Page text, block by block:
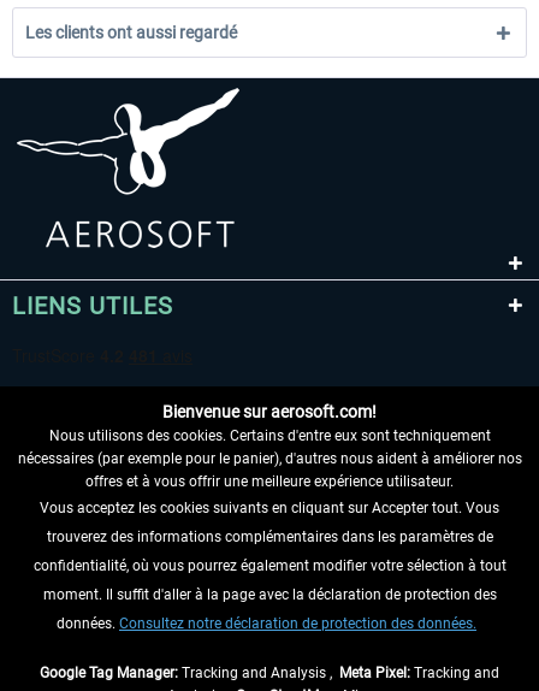
Les clients ont aussi regardé
LIENS UTILES
RENONCER AU CONTRAT ICI
INFORMATIONS
NE MANQUEZ PAS LES DERNIÈRES
Bienvenue sur aerosoft.com!
Nous utilisons des cookies. Certains d'entre eux sont techniquement
nécessaires (par exemple pour le panier), d'autres nous aident à améliorer nos
offres et à vous offrir une meilleure expérience utilisateur.
Vous acceptez les cookies suivants en cliquant sur Accepter tout. Vous
trouverez des informations complémentaires dans les paramètres de
confidentialité, où vous pourrez également modifier votre sélection à tout
moment. Il suffit d'aller à la page avec la déclaration de protection des
données. Consultez notre déclaration de protection des données.
Google Tag Manager: Tracking and Analysis , Meta Pixel: Tracking and